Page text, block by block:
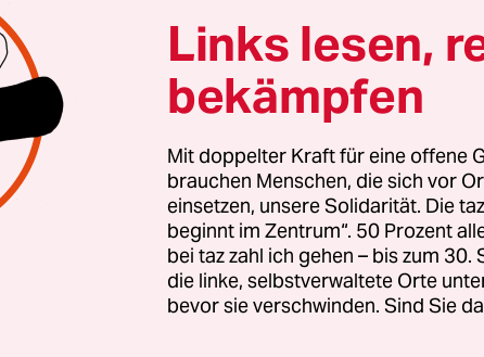
Orte und baut einen solidarischen Fonds
Erhalt auf. Eine offene Gesellschaft braucht
Journalismus – und zivilgesellschaftliches
Dann machen Sie mit und unterstützen
Links lesen,
bekämpfen
Mit doppelter Kraft für eine offene
brauchen Menschen, die sich vor
einsetzen, unsere Solidarität. Die
beginnt im Zentrum“. 50 Prozent
bei taz zahl ich gehen – bis zum
die linke, selbstverwaltete Orte
bevor sie verschwinden. Sind Sie